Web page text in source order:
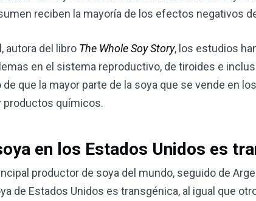
reciben la mayoría de los efectos negativos
autora del libro The Whole Soy Story, los estudios
en el sistema reproductivo, de tiroides e
que la mayor parte de la soya que se vende en
productos químicos.
en los Estados Unidos es
productor de soya del mundo, seguido de
de Estados Unidos es transgénica, al igual que